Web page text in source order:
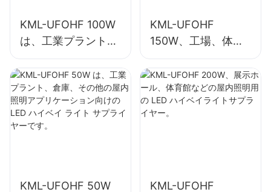
KML-UFOHF 100W
は、工業プラント、
倉庫、その他の屋内
照明アプリケーショ
ン向けの LED ハイ
ベイ ライト サプラ
イヤーです。
KML-UFOHF
150W、工場、体育
館などの屋内照明用
の LED ハイベイラ
イトサプライヤー。
KML-UFOHF 50W
KML-UFOHF